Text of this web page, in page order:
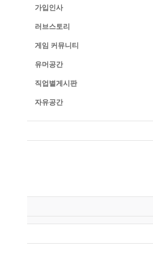
가입인사
러브스토리
게임 커뮤니티
유머공간
직업별게시판
자유공간